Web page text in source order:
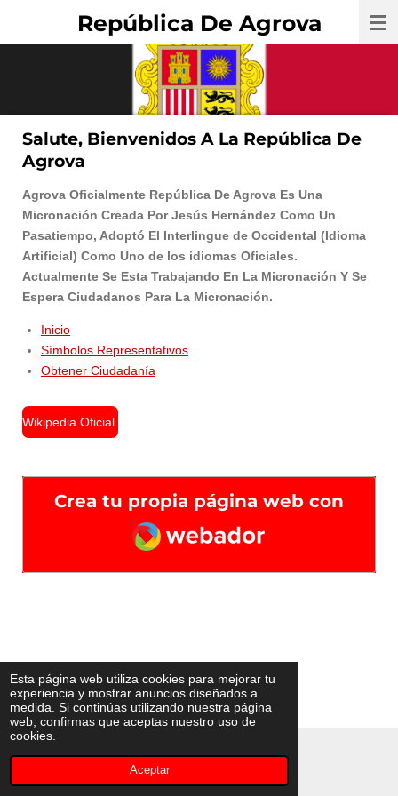
Esta página web utiliza cookies para mejorar tu
experiencia y mostrar anuncios diseñados a
medida. Si continúas utilizando nuestra página
web, confirmas que aceptas nuestro uso de
cookies.
Aceptar
República De Agrova
Salute, Bienvenidos A La República De
Agrova
Agrova Oficialmente República De Agrova Es Una
Micronación Creada Por Jesús Hernández Como Un
Pasatiempo, Adoptó El Interlingue de Occidental (Idioma
Artificial) Como Uno de los idiomas Oficiales.
Actualmente Se Esta Trabajando En La Micronación Y Se
Espera Ciudadanos Para La Micronación.
Inicio
Símbolos Representativos
Obtener Ciudadanía
Wikipedia Oficial
Crea tu propia página web con
Webador
Webador